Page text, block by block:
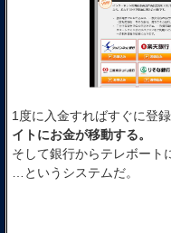
1度に入金すればすぐに登
イトにお金が移動する。
そして銀行からテレボート
…というシステムだ。